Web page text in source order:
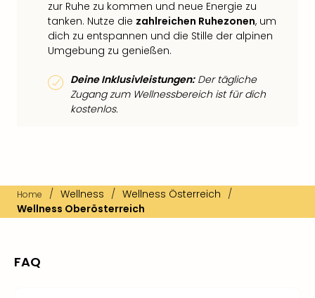
zur Ruhe zu kommen und neue Energie zu
tanken. Nutze die zahlreichen Ruhezonen, um
dich zu entspannen und die Stille der alpinen
Umgebung zu genießen.
Deine Inklusivleistungen:Der tägliche
Zugang zum Wellnessbereich ist für dich
kostenlos.
Home / Wellness / Wellness Österreich /
Wellness Oberösterreich
FAQ